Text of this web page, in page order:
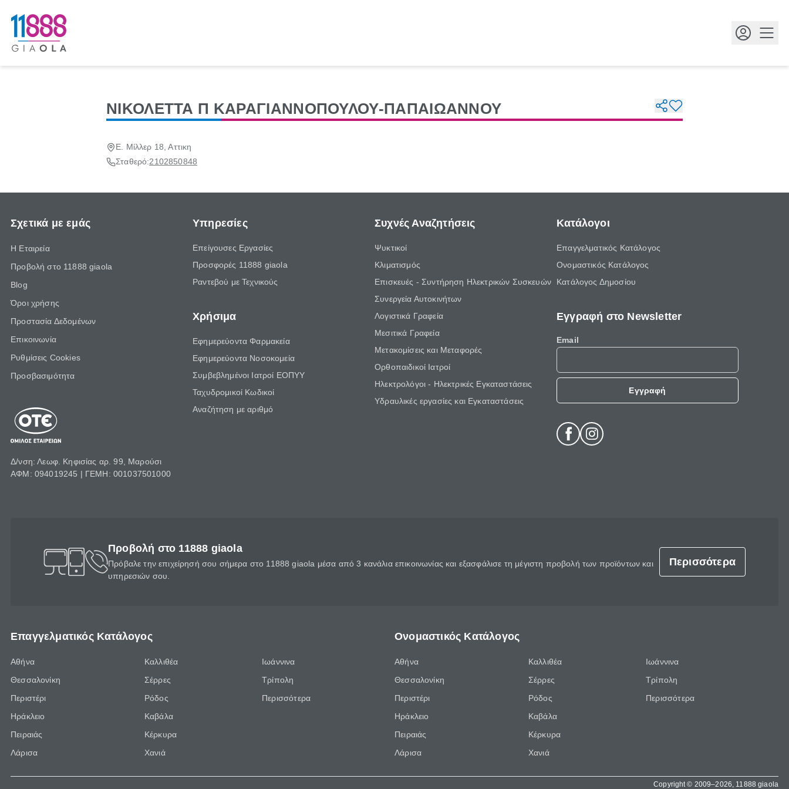
ΝΙΚΟΛΕΤΤΑ Π ΚΑΡΑΓΙΑΝΝΟΠΟΥΛΟΥ-ΠΑΠΑΙΩΑΝΝΟΥ
Ε. Μίλλερ 18, Αττικη
Σταθερό:2102850848
Σχετικά με εμάς
Η Εταιρεία
Προβολή στο 11888 giaola
Blog
Όροι χρήσης
Προστασία Δεδομένων
Επικοινωνία
Ρυθμίσεις Cookies
Προσβασιμότητα
Δ/νση: Λεωφ. Κηφισίας αρ. 99, Μαρούσι
ΑΦΜ: 094019245 | ΓΕΜΗ: 001037501000
Υπηρεσίες
Επείγουσες Εργασίες
Προσφορές 11888 giaola
Ραντεβού με Τεχνικούς
Χρήσιμα
Εφημερεύοντα Φαρμακεία
Εφημερεύοντα Νοσοκομεία
Συμβεβλημένοι Ιατροί ΕΟΠΥΥ
Ταχυδρομικοί Κωδικοί
Αναζήτηση με αριθμό
Συχνές Αναζητήσεις
Ψυκτικοί
Κλιματισμός
Επισκευές - Συντήρηση Ηλεκτρικών Συσκευών
Συνεργεία Αυτοκινήτων
Λογιστικά Γραφεία
Μεσιτικά Γραφεία
Μετακομίσεις και Μεταφορές
Ορθοπαιδικοί Ιατροί
Ηλεκτρολόγοι - Ηλεκτρικές Εγκαταστάσεις
Υδραυλικές εργασίες και Εγκαταστάσεις
Κατάλογοι
Επαγγελματικός Κατάλογος
Ονομαστικός Κατάλογος
Κατάλογος Δημοσίου
Εγγραφή στο Newsletter
Email
Εγγραφή
Προβολή στο 11888 giaola
Πρόβαλε την επιχείρησή σου σήμερα στο 11888 giaola μέσα από 3 κανάλια επικοινωνίας και εξασφάλισε τη μέγιστη προβολή των προϊόντων και
υπηρεσιών σου.
Περισσότερα
Επαγγελματικός Κατάλογος
Αθήνα
Θεσσαλονίκη
Περιστέρι
Ηράκλειο
Πειραιάς
Λάρισα
Καλλιθέα
Σέρρες
Ρόδος
Καβάλα
Κέρκυρα
Χανιά
Ιωάννινα
Τρίπολη
Περισσότερα
Ονομαστικός Κατάλογος
Αθήνα
Θεσσαλονίκη
Περιστέρι
Ηράκλειο
Πειραιάς
Λάρισα
Καλλιθέα
Σέρρες
Ρόδος
Καβάλα
Κέρκυρα
Χανιά
Ιωάννινα
Τρίπολη
Περισσότερα
Copyright © 2009–2026, 11888 giaola